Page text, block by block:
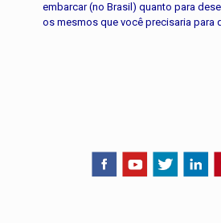
embarcar (no Brasil) quanto para
os mesmos que você precisaria para